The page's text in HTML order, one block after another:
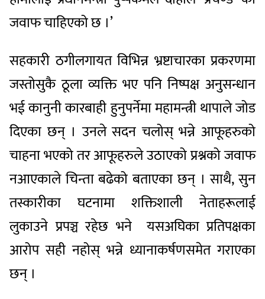
जवाफ चाहिएको छ ।’
सहकारी ठगीलगायत विभिन्न भ्रष्टाचारका प्रकरणमा
जस्तोसुकै ठूला व्यक्ति भए पनि निष्पक्ष अनुसन्धान
भई कानुनी कारबाही हुनुपर्नेमा महामन्त्री थापाले जोड
दिएका छन् । उनले सदन चलोस् भन्ने आफूहरुको
चाहना भएको तर आफूहरुले उठाएको प्रश्नको जवाफ
नआएकाले चिन्ता बढेको बताएका छन् । साथै, सुन
तस्कारीका घटनामा शक्तिशाली नेताहरूलाई
लुकाउने प्रपञ्च रहेछ भने यसअघिका प्रतिपक्षका
आरोप सही नहोस् भन्ने ध्यानाकर्षणसमेत गराएका
छन् ।